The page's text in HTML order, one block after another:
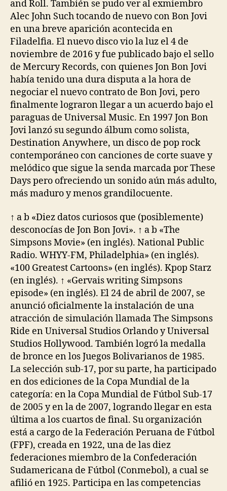
and Roll. También se pudo ver al exmiembro
Alec John Such tocando de nuevo con Bon Jovi
en una breve aparición acontecida en
Filadelfia. El nuevo disco vio la luz el 4 de
noviembre de 2016 y fue publicado bajo el sello
de Mercury Records, con quienes Jon Bon Jovi
había tenido una dura disputa a la hora de
negociar el nuevo contrato de Bon Jovi, pero
finalmente lograron llegar a un acuerdo bajo el
paraguas de Universal Music. En 1997 Jon Bon
Jovi lanzó su segundo álbum como solista,
Destination Anywhere, un disco de pop rock
contemporáneo con canciones de corte suave y
melódico que sigue la senda marcada por These
Days pero ofreciendo un sonido aún más adulto,
más maduro y menos grandilocuente.
↑ a b «Diez datos curiosos que (posiblemente)
desconocías de Jon Bon Jovi». ↑ a b «The
Simpsons Movie» (en inglés). National Public
Radio. WHYY-FM, Philadelphia» (en inglés).
«100 Greatest Cartoons» (en inglés). Kpop Starz
(en inglés). ↑ «Gervais writing Simpsons
episode» (en inglés). El 24 de abril de 2007, se
anunció oficialmente la instalación de una
atracción de simulación llamada The Simpsons
Ride en Universal Studios Orlando y Universal
Studios Hollywood. También logró la medalla
de bronce en los Juegos Bolivarianos de 1985.
La selección sub-17, por su parte, ha participado
en dos ediciones de la Copa Mundial de la
categoría: en la Copa Mundial de Fútbol Sub-17
de 2005 y en la de 2007, logrando llegar en esta
última a los cuartos de final. Su organización
está a cargo de la Federación Peruana de Fútbol
(FPF), creada en 1922, una de las diez
federaciones miembro de la Confederación
Sudamericana de Fútbol (Conmebol), a cual se
afilió en 1925. Participa en las competencias